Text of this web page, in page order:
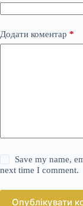
Додати коментар *
Save my name,
next time I comment.
Опублікувати